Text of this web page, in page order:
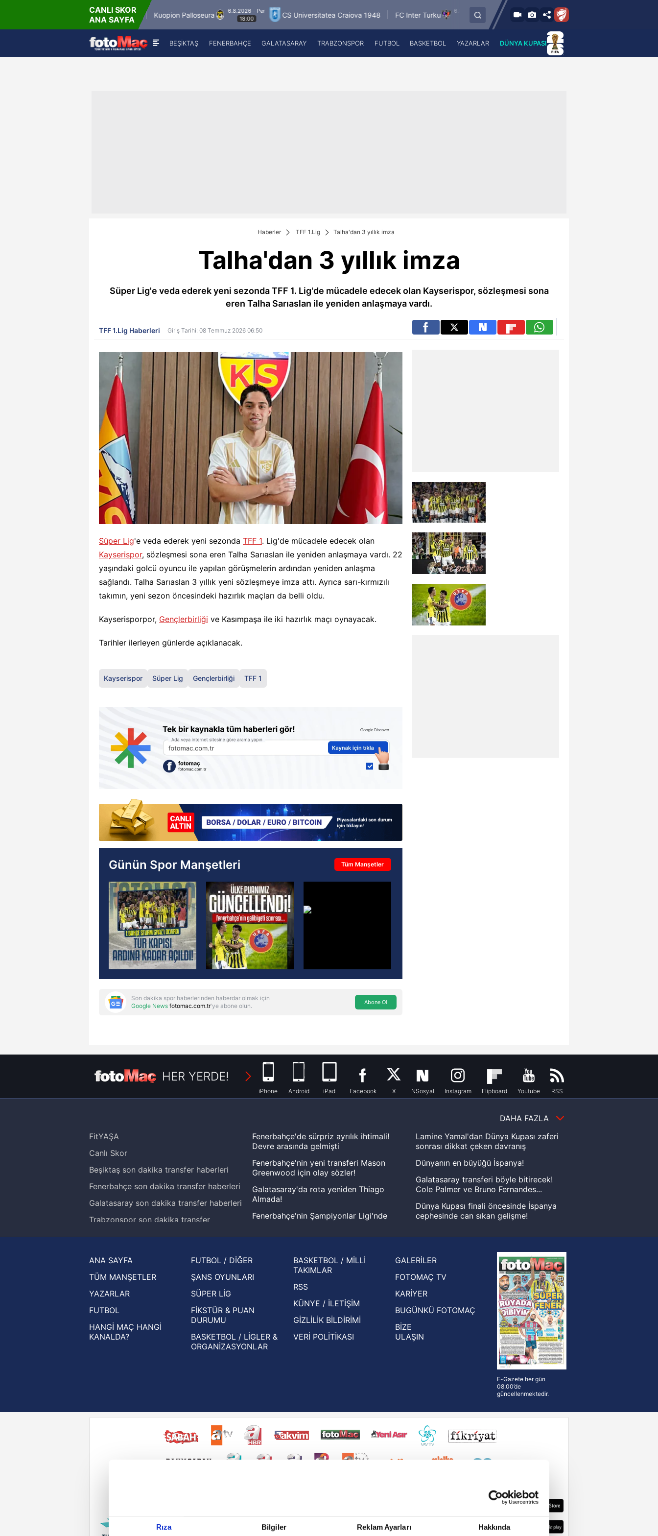
Rıza Bilgiler Reklam Ayarları Hakkında
Reddet
CANLI SKOR
ANA SAYFA
Winner Match 12 Kuopion Palloseura
6.8.2026 - Per
18:00
CS Universitatea Craiova 1948 FC Inter Turku
6.8.2026 - Per
18:00
FC Vaduz Jagiellonia Bialystok
A Haber Radyo
BEŞİKTAŞ FENERBAHÇE GALATASARAY TRABZONSPOR FUTBOL BASKETBOL YAZARLAR DÜNYA KUPASI
Haberler TFF 1.Lig Talha'dan 3 yıllık imza
Talha'dan 3 yıllık imza
Süper Lig'e veda ederek yeni sezonda TFF 1. Lig'de mücadele edecek olan Kayserispor, sözleşmesi sona
eren Talha Sarıaslan ile yeniden anlaşmaya vardı.
TFF 1.Lig Haberleri Giriş Tarihi: 08 Temmuz 2026 06:50
Süper Lig'e veda ederek yeni sezonda TFF 1. Lig'de mücadele edecek olan
Kayserispor, sözleşmesi sona eren Talha Sarıaslan ile yeniden anlaşmaya vardı. 22
yaşındaki golcü oyuncu ile yapılan görüşmelerin ardından yeniden anlaşma
sağlandı. Talha Sarıaslan 3 yıllık yeni sözleşmeye imza attı. Ayrıca sarı-kırmızılı
takımın, yeni sezon öncesindeki hazırlık maçları da belli oldu.
Kayserisporpor, Gençlerbirliği ve Kasımpaşa ile iki hazırlık maçı oynayacak.
Tarihler ilerleyen günlerde açıklanacak.
Kayserispor Süper Lig Gençlerbirliği TFF 1
Günün Spor Manşetleri Tüm Manşetler
Son dakika spor haberlerinden haberdar olmak için
Google News fotomac.com.tr'ye abone olun. Abone Ol
HER YERDE!
iPhone Android iPad Facebook X NSosyal Instagram Flipboard Youtube RSS
DAHA FAZLA
FitYAŞA
Canlı Skor
Beşiktaş son dakika transfer haberleri
Fenerbahçe son dakika transfer haberleri
Galatasaray son dakika transfer haberleri
Trabzonspor son dakika transfer
Ziraat Türkiye Kupası haberleri
UEFA Şampiyonlar Ligi haberleri
UEFA Avrupa Ligi haberleri
UEFA Konferans Ligi haberleri
Fenerbahçe'de sürpriz ayrılık ihtimali!
Devre arasında gelmişti
Fenerbahçe'nin yeni transferi Mason
Greenwood için olay sözler!
Galatasaray'da rota yeniden Thiago
Almada!
Fenerbahçe'nin Şampiyonlar Ligi'nde
Zabrze'yi elerlerse...
basından gündem olan manşetler!
Beşiktaş'ın UEFA Avrupa Ligi'nde 3. Ön
Eleme Turu muhtemel rakipleri belli oldu!
Lamine Yamal'dan Dünya Kupası zaferi
sonrası dikkat çeken davranış
Dünyanın en büyüğü İspanya!
Galatasaray transferi böyle bitirecek!
Cole Palmer ve Bruno Fernandes...
Dünya Kupası finali öncesinde İspanya
cephesinde can sıkan gelişme!
Hernan Crespo, Meksika Ligi
ekiplerinden Atlas'ın yeni teknik direktörü
oldu
ANA SAYFA
TÜM MANŞETLER
YAZARLAR
FUTBOL
HANGİ MAÇ HANGİ
KANALDA?
FUTBOL / DİĞER
ŞANS OYUNLARI
SÜPER LİG
FİKSTÜR & PUAN
DURUMU
BASKETBOL / LİGLER &
ORGANİZASYONLAR
BASKETBOL / MİLLİ
TAKIMLAR
RSS
KÜNYE / İLETİŞİM
GİZLİLİK BİLDİRİMİ
VERİ POLİTİKASI
GALERİLER
FOTOMAÇ TV
KARİYER
BUGÜNKÜ FOTOMAÇ
BİZE
ULAŞIN
E-Gazete her gün
08:00’de
güncellenmektedir.